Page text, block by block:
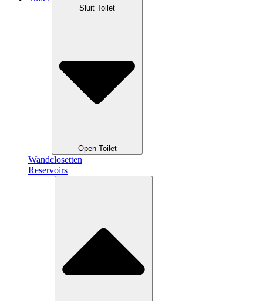
Sluit Toilet
Open Toilet
Wandclosetten
Reservoirs